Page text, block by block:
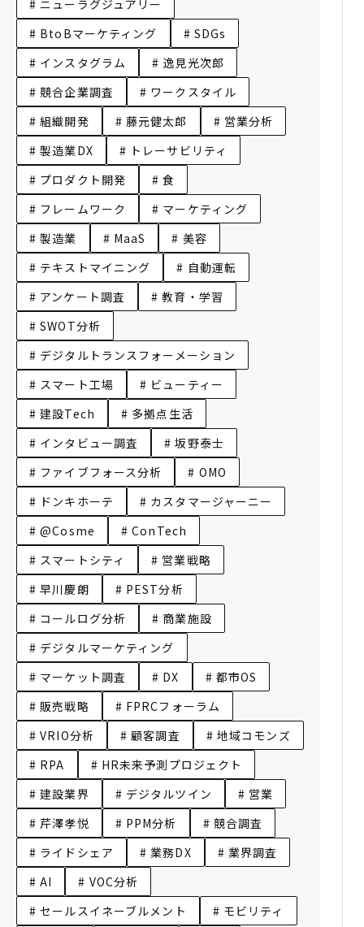
# ニューラグジュアリー
# BtoBマーケティング
# SDGs
# インスタグラム
# 逸見光次郎
# 競合企業調査
# ワークスタイル
# 組織開発
# 藤元健太郎
# 営業分析
# 製造業DX
# トレーサビリティ
# プロダクト開発
# 食
# フレームワーク
# マーケティング
# 製造業
# MaaS
# 美容
# テキストマイニング
# 自動運転
# アンケート調査
# 教育・学習
# SWOT分析
# デジタルトランスフォーメーション
# スマート工場
# ビューティー
# 建設Tech
# 多拠点生活
# インタビュー調査
# 坂野泰士
# ファイブフォース分析
# OMO
# ドンキホーテ
# カスタマージャーニー
# @Cosme
# ConTech
# スマートシティ
# 営業戦略
# 早川慶朗
# PEST分析
# コールログ分析
# 商業施設
# デジタルマーケティング
# マーケット調査
# DX
# 都市OS
# 販売戦略
# FPRCフォーラム
# VRIO分析
# 顧客調査
# 地域コモンズ
# RPA
# HR未来予測プロジェクト
# 建設業界
# デジタルツイン
# 営業
# 芹澤孝悦
# PPM分析
# 競合調査
# ライドシェア
# 業務DX
# 業界調査
# AI
# VOC分析
# セールスイネーブルメント
# モビリティ